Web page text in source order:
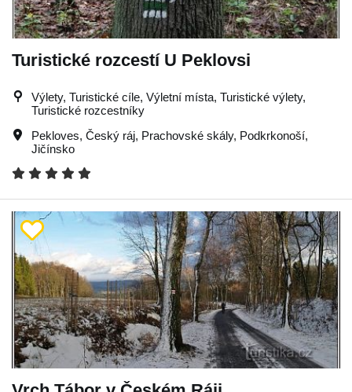
Turistické rozcestí U Peklovsi
Výlety, Turistické cíle, Výletní místa, Turistické výlety,
Turistické rozcestníky
Pekloves, Český ráj, Prachovské skály, Podkrkonoší,
Jičínsko